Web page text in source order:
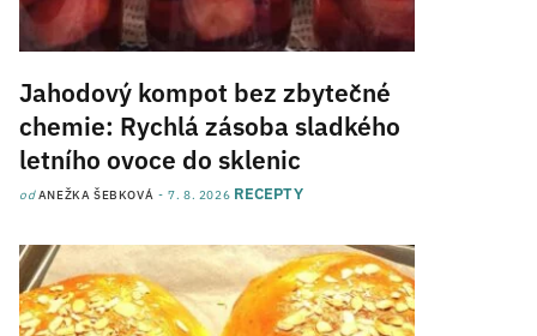
Jahodový kompot bez zbytečné
chemie: Rychlá zásoba sladkého
letního ovoce do sklenic
odANEŽKA ŠEBKOVÁ 7. 8. 2026 RECEPTY